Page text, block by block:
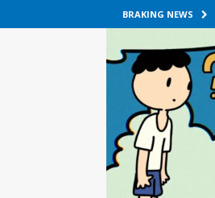
BRAKING NEWS